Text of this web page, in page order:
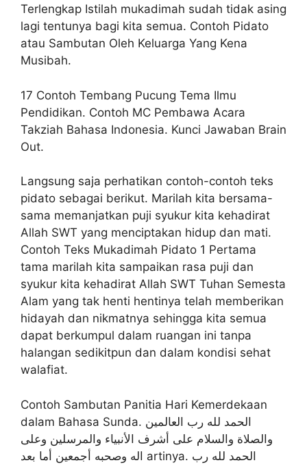
Terlengkap Istilah mukadimah sudah tidak asing
lagi tentunya bagi kita semua. Contoh Pidato
atau Sambutan Oleh Keluarga Yang Kena
Musibah.
17 Contoh Tembang Pucung Tema Ilmu
Pendidikan. Contoh MC Pembawa Acara
Takziah Bahasa Indonesia. Kunci Jawaban Brain
Out.
Langsung saja perhatikan contoh-contoh teks
pidato sebagai berikut. Marilah kita bersama-
sama memanjatkan puji syukur kita kehadirat
Allah SWT yang menciptakan hidup dan mati.
Contoh Teks Mukadimah Pidato 1 Pertama
tama marilah kita sampaikan rasa puji dan
syukur kita kehadirat Allah SWT Tuhan Semesta
Alam yang tak henti hentinya telah memberikan
hidayah dan nikmatnya sehingga kita semua
dapat berkumpul dalam ruangan ini tanpa
halangan sedikitpun dan dalam kondisi sehat
walafiat.
Contoh Sambutan Panitia Hari Kemerdekaan
dalam Bahasa Sunda. الحمد لله رب العالمين
والصلاة والسلام على أشرف الأنبياء والمرسلين وعلى
اله وصحبه أجمعين أما بعد artinya. الحمد لله رب